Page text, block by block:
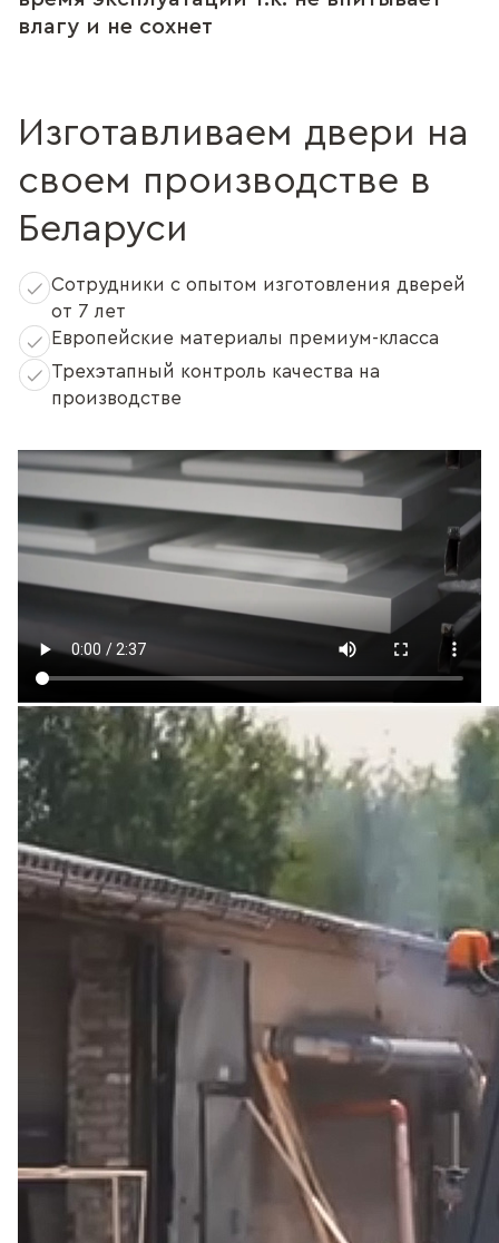
влагу и не сохнет
Изготавливаем двери на
своем производстве в
Беларуси
Сотрудники с опытом изготовления дверей
от 7 лет
Европейские материалы премиум-класса
Трехэтапный контроль качества на
производстве